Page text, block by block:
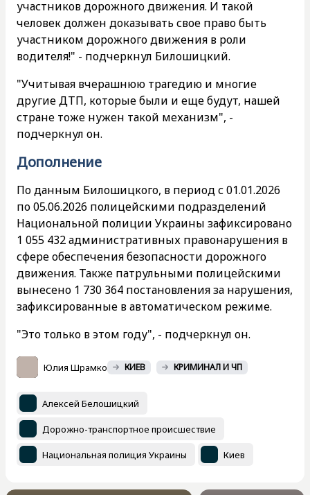
участников дорожного движения. И такой
человек должен доказывать свое право быть
участником дорожного движения в роли
водителя!" - подчеркнул Билошицкий.
"Учитывая вчерашнюю трагедию и многие
другие ДТП, которые были и еще будут, нашей
стране тоже нужен такой механизм", -
подчеркнул он.
Дополнение
По данным Билошицкого, в период с 01.01.2026
по 05.06.2026 полицейскими подразделений
Национальной полиции Украины зафиксировано
1 055 432 административных правонарушения в
сфере обеспечения безопасности дорожного
движения. Также патрульными полицейскими
вынесено 1 730 364 постановления за нарушения,
зафиксированные в автоматическом режиме.
"Это только в этом году", - подчеркнул он.
Юлия Шрамко КИЕВ КРИМИНАЛ И ЧП
Алексей Белошицкий
Дорожно-транспортное происшествие
Национальная полиция Украины Киев